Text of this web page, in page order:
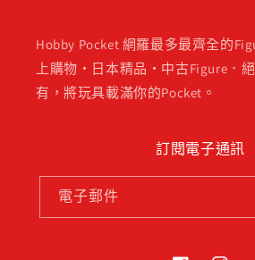
Hobby Pocket 網羅最多最齊全的
上購物・日本精品・中古Figure．
有，將玩具載滿你的Pocket。
訂閱電子通訊
電子郵件